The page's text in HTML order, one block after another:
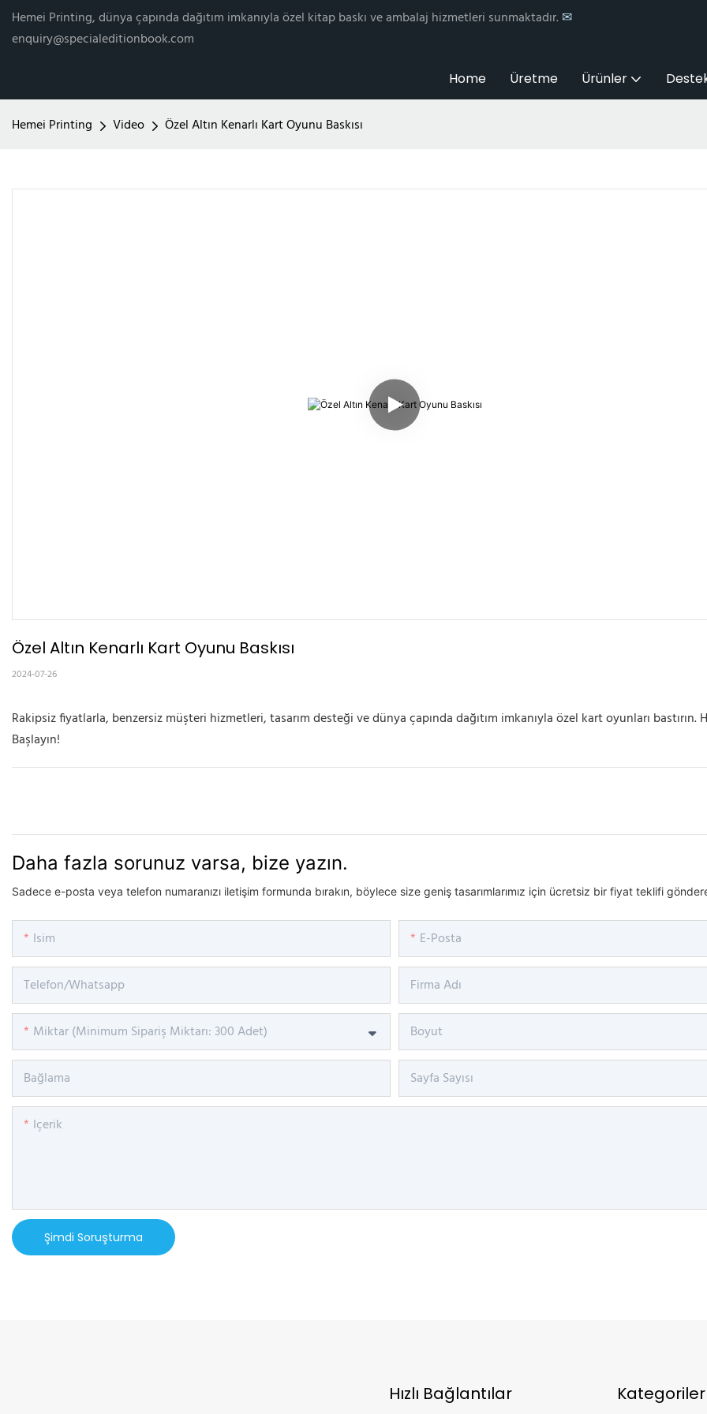
Hemei Printing, dünya çapında dağıtım imkanıyla özel kitap baskı ve ambalaj hizmetleri sunmaktadır. ✉
enquiry@specialeditionbook.com
Home Üretme Ürünler
Hemei Printing Video Özel Altın Kenarlı Kart Oyunu Baskısı
Özel Altın Kenarlı Kart Oyunu Baskısı
2024-07-26
Rakipsiz fiyatlarla, benzersiz müşteri hizmetleri, tasarım desteği ve dünya çapında dağıtım imkanıyla özel kart oyunları bastırın.
Başlayın!
Daha fazla sorunuz varsa, bize yazın.
Sadece e-posta veya telefon numaranızı iletişim formunda bırakın, böylece size geniş tasarımlarımız için ücretsiz bir fiyat teklifi
Isim E-Posta
Telefon/Whatsapp Firma Adı
Miktar (Minimum Sipariş Miktarı: 300 Adet) Boyut
Bağlama Sayfa Sayısı
Içerik
Şimdi Soruşturma
Hızlı Bağlantılar Kategoriler